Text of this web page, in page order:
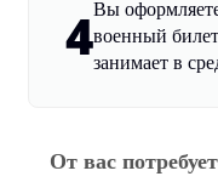
4Вы
военный
занимает в
От вас